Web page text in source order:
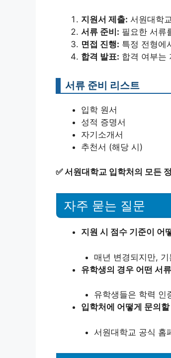
지원서 제출: 서원대학
서류 준비: 필요한 서류
면접 진행: 특정 전형에
합격 발표: 합격 여부는
서류 준비 리스트
입학 원서
성적 증명서
자기소개서
추천서 (해당 시)
✅서원대학교 입학처의 모든
자주 묻는 질문
지원 시 점수 기준이 어
매년 변경되지만,
유학생의 경우 어떤 서
유학생들은 학력 인
입학처에 어떻게 문의
서원대학교 공식 홈